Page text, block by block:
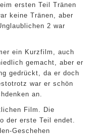
ersten Teil Tränen
keine Tränen, aber
2 war
ein Kurzfilm, auch
gemacht, aber er
gedrückt, da er doch
war er schön
an.
Film. Die
der erste Teil endet.
Geschehen